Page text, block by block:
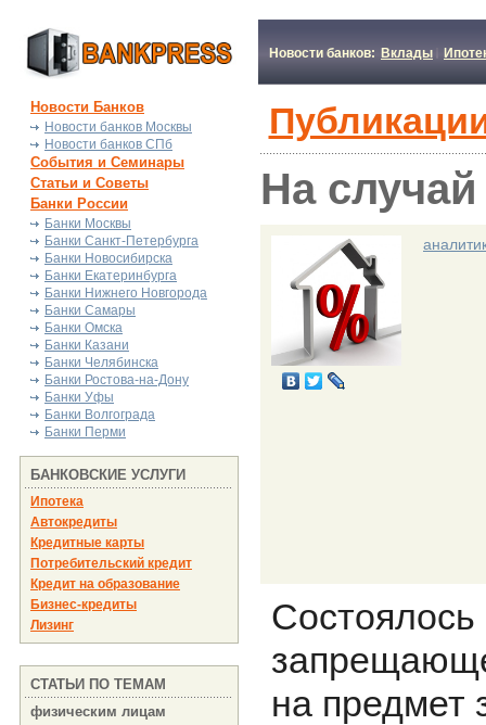
Новости банков: Вклады
Новости Банков
Новости банков Москвы
Новости банков СПб
События и Семинары
Статьи и Советы
Банки России
Банки Москвы
Банки Санкт-Петербурга
Банки Новосибирска
Банки Екатеринбурга
Банки Нижнего Новгорода
Банки Самары
Банки Омска
Банки Казани
Банки Челябинска
Банки Ростова-на-Дону
Банки Уфы
Банки Волгограда
Банки Перми
БАНКОВСКИЕ УСЛУГИ
Ипотека
Автокредиты
Кредитные карты
Потребительский кредит
Кредит на образование
Бизнес-кредиты
Лизинг
СТАТЬИ ПО ТЕМАМ
физическим лицам
На
Состоялось
на предмет